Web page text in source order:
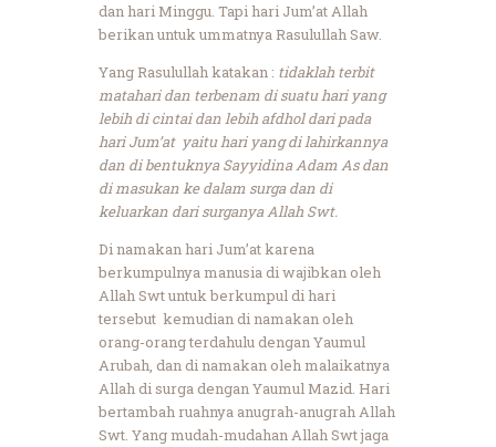
dan hari Minggu. Tapi hari Jum’at Allah
berikan untuk ummatnya Rasulullah Saw.
Yang Rasulullah katakan : tidaklah terbit
matahari dan terbenam di suatu hari yang
lebih di cintai dan lebih afdhol dari pada
hari Jum’at yaitu hari yang di lahirkannya
dan di bentuknya Sayyidina Adam As dan
di masukan ke dalam surga dan di
keluarkan dari surganya Allah Swt.
Di namakan hari Jum’at karena
berkumpulnya manusia di wajibkan oleh
Allah Swt untuk berkumpul di hari
tersebut kemudian di namakan oleh
orang-orang terdahulu dengan Yaumul
Arubah, dan di namakan oleh malaikatnya
Allah di surga dengan Yaumul Mazid. Hari
bertambah ruahnya anugrah-anugrah Allah
Swt. Yang mudah-mudahan Allah Swt jaga